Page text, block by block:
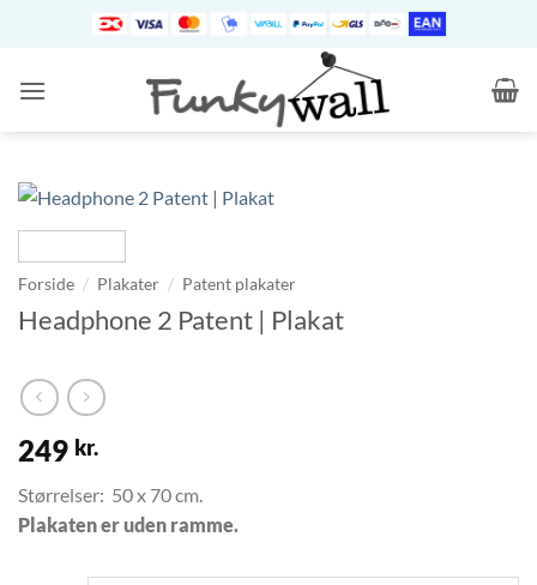
Forside / Plakater / Patent plakater
Headphone 2 Patent | Plakat
249 kr.
Størrelser: 50 x 70 cm.
Plakaten er uden ramme.